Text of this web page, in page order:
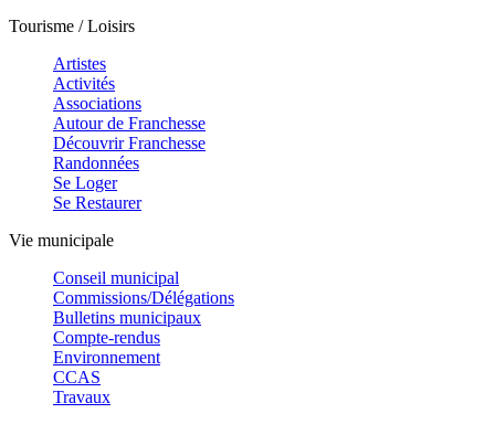
Tourisme / Loisirs
Artistes
Activités
Associations
Autour de Franchesse
Découvrir Franchesse
Randonnées
Se Loger
Se Restaurer
Vie municipale
Conseil municipal
Commissions/Délégations
Bulletins municipaux
Compte-rendus
Environnement
CCAS
Travaux